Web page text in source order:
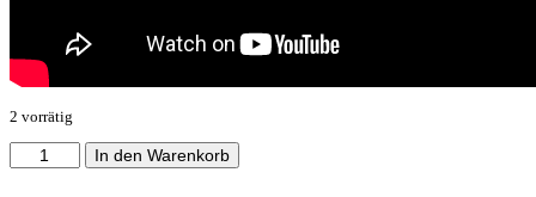
2 vorrätig
Genune
‎–
In den Warenkorb